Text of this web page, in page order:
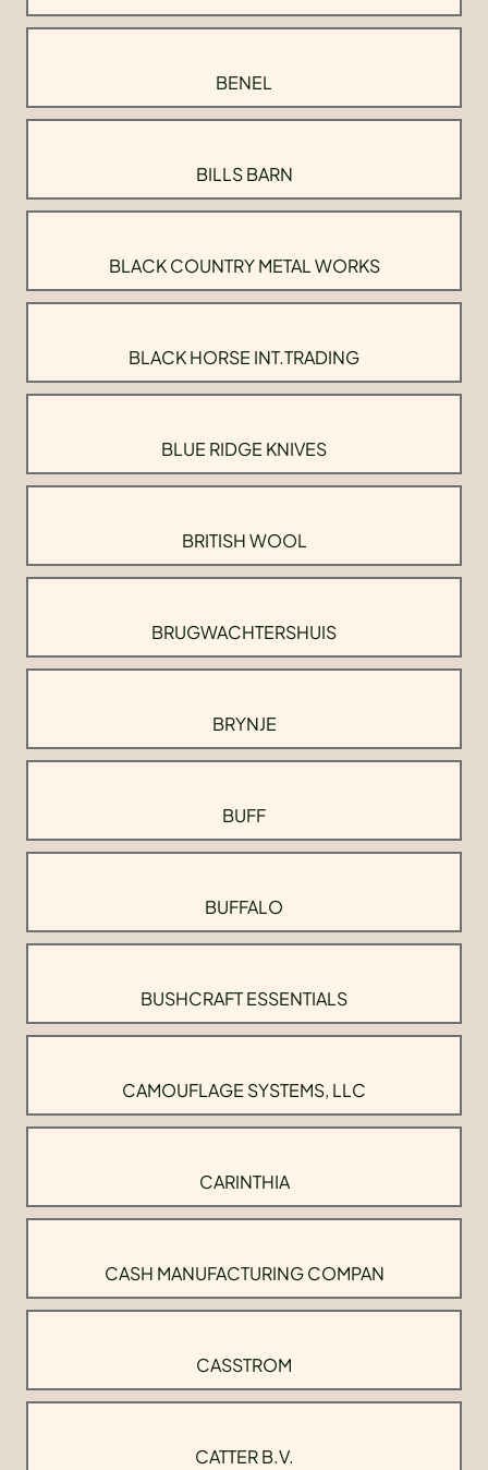
BENEL
BILLS BARN
BLACK COUNTRY METAL WORKS
BLACK HORSE INT.TRADING
BLUE RIDGE KNIVES
BRITISH WOOL
BRUGWACHTERSHUIS
BRYNJE
BUFF
BUFFALO
BUSHCRAFT ESSENTIALS
CAMOUFLAGE SYSTEMS, LLC
CARINTHIA
CASH MANUFACTURING COMPAN
CASSTROM
CATTER B.V.